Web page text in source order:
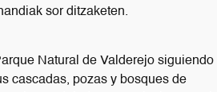
sor ditzaketen.
Natural de Valderejo siguiendo
cascadas, pozas y bosques de